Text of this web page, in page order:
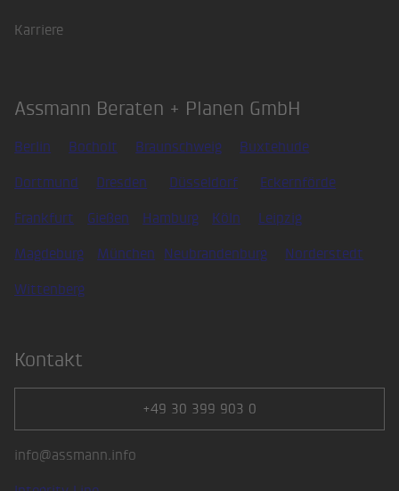
Karriere
Assmann Beraten + Planen GmbH
Berlin Bocholt Braunschweig Buxtehude
Dortmund Dresden Düsseldorf Eckernförde
Frankfurt Gießen Hamburg Köln Leipzig
Magdeburg München Neubrandenburg Norderstedt
Wittenberg
Kontakt
+49 30 399 903 0
info@assmann.info